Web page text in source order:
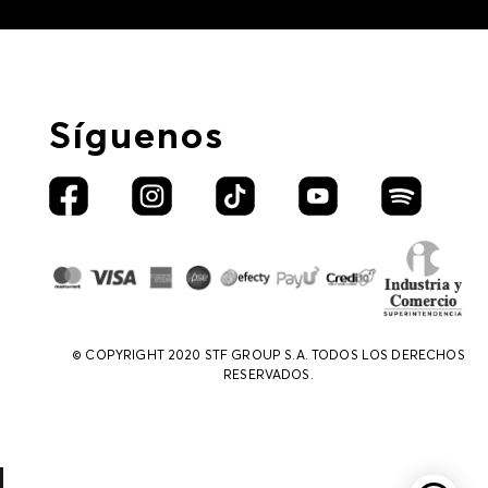
Síguenos
© COPYRIGHT 2020 STF GROUP S.A. TODOS LOS DERECHOS
RESERVADOS.